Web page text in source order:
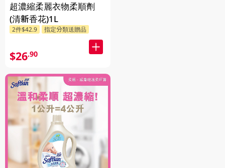
超濃縮柔麗衣物柔順劑
(清新香花)1L
2件$42.9 指定分類送贈品
$26.90